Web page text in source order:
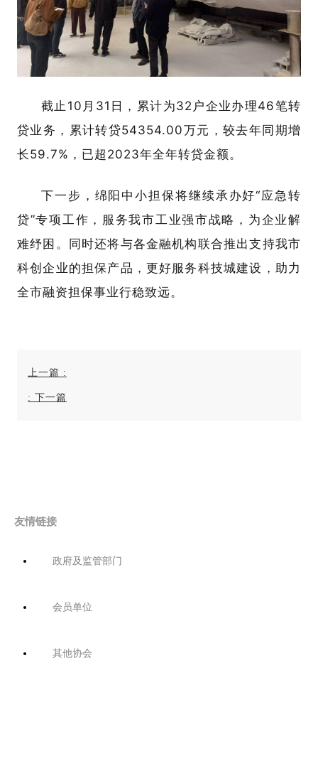
截止10月31日，累计为32户企业办理46笔转
贷业务，累计转贷54354.00万元，较去年同期增
长59.7%，已超2023年全年转贷金额。
下一步，绵阳中小担保将继续承办好“应急转
贷”专项工作，服务我市工业强市战略，为企业解
难纾困。同时还将与各金融机构联合推出支持我市
科创企业的担保产品，更好服务科技城建设，助力
全市融资担保事业行稳致远。
上一篇 :
: 下一篇
友情链接
政府及监管部门
会员单位
其他协会